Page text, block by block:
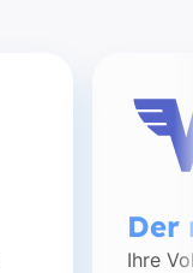
Der
Ihre